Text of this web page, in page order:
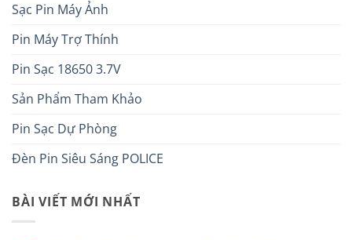
Sạc Pin Máy Ảnh
Pin Máy Trợ Thính
Pin Sạc 18650 3.7V
Sản Phẩm Tham Khảo
Pin Sạc Dự Phòng
Đèn Pin Siêu Sáng POLICE
BÀI VIẾT MỚI NHẤT